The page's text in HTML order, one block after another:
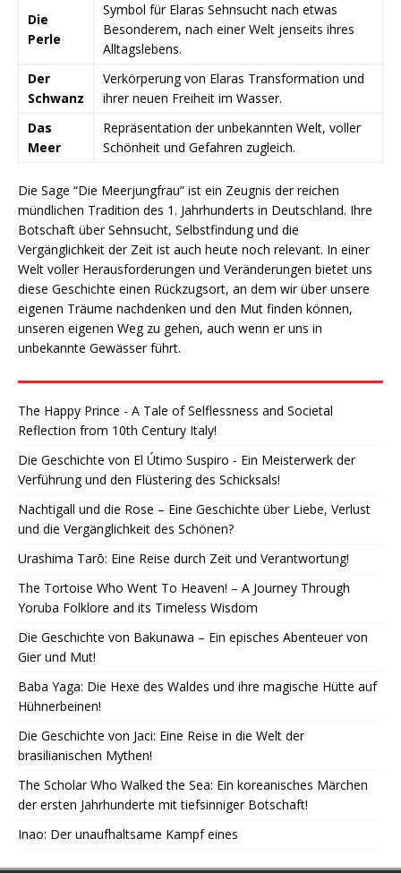
Die
Perle
Symbol für Elaras Sehnsucht nach etwas
Besonderem, nach einer Welt jenseits ihres
Alltagslebens.
Der
Schwanz
Verkörperung von Elaras Transformation und
ihrer neuen Freiheit im Wasser.
Das
Meer
Repräsentation der unbekannten Welt, voller
Schönheit und Gefahren zugleich.
Die Sage “Die Meerjungfrau” ist ein Zeugnis der reichen
mündlichen Tradition des 1. Jahrhunderts in Deutschland. Ihre
Botschaft über Sehnsucht, Selbstfindung und die
Vergänglichkeit der Zeit ist auch heute noch relevant. In einer
Welt voller Herausforderungen und Veränderungen bietet uns
diese Geschichte einen Rückzugsort, an dem wir über unsere
eigenen Träume nachdenken und den Mut finden können,
unseren eigenen Weg zu gehen, auch wenn er uns in
unbekannte Gewässer führt.
The Happy Prince - A Tale of Selflessness and Societal
Reflection from 10th Century Italy!
Die Geschichte von El Útimo Suspiro - Ein Meisterwerk der
Verführung und den Flüstering des Schicksals!
Nachtigall und die Rose – Eine Geschichte über Liebe, Verlust
und die Vergänglichkeit des Schönen?
Urashima Tarō: Eine Reise durch Zeit und Verantwortung!
The Tortoise Who Went To Heaven! – A Journey Through
Yoruba Folklore and its Timeless Wisdom
Die Geschichte von Bakunawa – Ein episches Abenteuer von
Gier und Mut!
Baba Yaga: Die Hexe des Waldes und ihre magische Hütte auf
Hühnerbeinen!
Die Geschichte von Jaci: Eine Reise in die Welt der
brasilianischen Mythen!
The Scholar Who Walked the Sea: Ein koreanisches Märchen
der ersten Jahrhunderte mit tiefsinniger Botschaft!
Inao: Der unaufhaltsame Kampf eines